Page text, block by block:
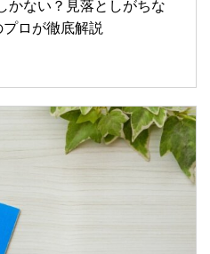
かない？見落としがちな
ロが徹底解説